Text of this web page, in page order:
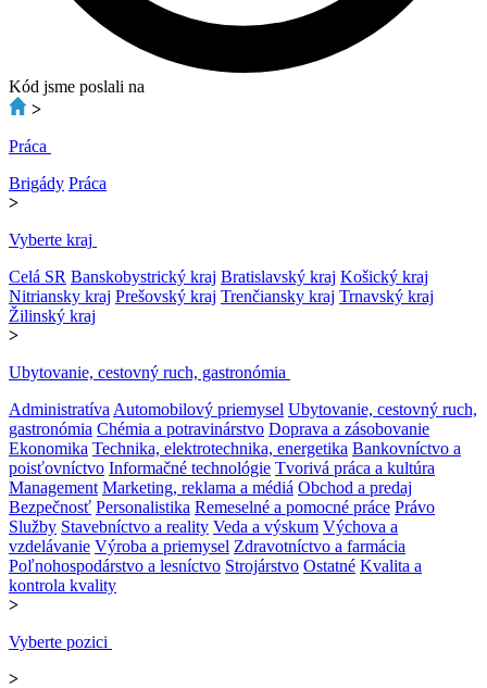
Kód jsme poslali na
>
Práca
Brigády Práca
>
Vyberte kraj
Celá SR Banskobystrický kraj Bratislavský kraj Košický kraj
Nitriansky kraj Prešovský kraj Trenčiansky kraj Trnavský kraj
Žilinský kraj
>
Ubytovanie, cestovný ruch, gastronómia
AdministratívaAutomobilový priemysel Ubytovanie, cestovný ruch,
gastronómia Chémia a potravinárstvo Doprava a zásobovanie
Ekonomika Technika, elektrotechnika, energetika Bankovníctvo a
poisťovníctvo Informačné technológie Tvorivá práca a kultúra
Management Marketing, reklama a médiá Obchod a predaj
Bezpečnosť Personalistika Remeselné a pomocné práce Právo
Služby Stavebníctvo a reality Veda a výskum Výchova a
vzdelávanie Výroba a priemysel Zdravotníctvo a farmácia
Poľnohospodárstvo a lesníctvo Strojárstvo Ostatné Kvalita a
kontrola kvality
>
Vyberte pozici
>